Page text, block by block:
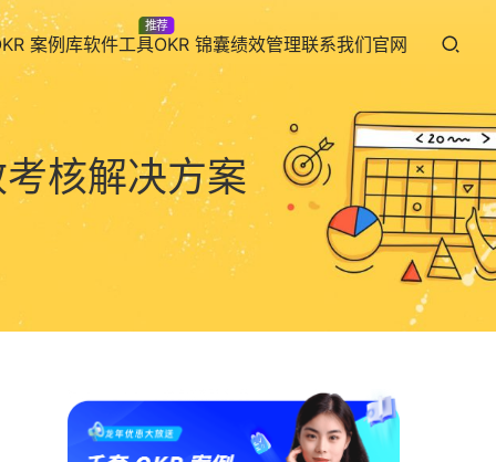
案例库软件工具
推荐
OKR 锦囊绩效管理联系我们官网
核解决方案